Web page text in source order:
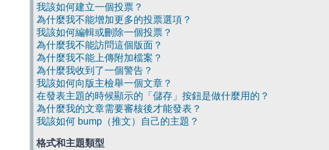
我該如何建立一個投票？
為什麼我不能增加更多的投票選項？
我該如何編輯或刪除一個投票？
為什麼我不能訪問這個版面？
為什麼我不能上傳附加檔案？
為什麼我收到了一個警告？
我該如何向版主檢舉一個文章？
在發表主題的時候顯示的「儲存」按鈕是做什麼用的？
為什麼我的文章需要審核後才能發表？
我該如何 bump（推文）自己的主題？
格式和主題類型